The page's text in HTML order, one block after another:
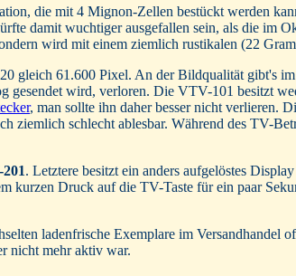
die mit 4 Mignon-Zellen bestückt werden
damit wuchtiger ausgefallen sein, als die im
wird mit einem ziemlich rustikalen (22
gleich 61.600 Pixel. An der Bildqualität gibt's
gesendet wird, verloren. Die VTV-101 besitzt
, man sollte ihn daher besser nicht verlieren.
ziemlich schlecht ablesbar. Während des TV-
. Letztere besitzt ein anders aufgelöstes
kurzen Druck auf die TV-Taste für ein paar
ladenfrische Exemplare im Versandhandel
nicht mehr aktiv war.